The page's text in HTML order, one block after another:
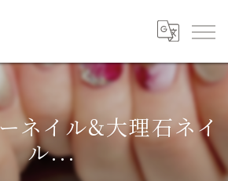
ネイル&大理石ネイ
ル...